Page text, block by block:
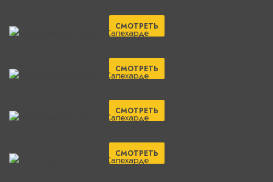
СМОТРЕТЬ
СМОТРЕТЬ
СМОТРЕТЬ
СМОТРЕТЬ